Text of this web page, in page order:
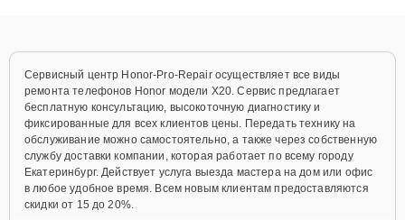
Сервисный центр Honor-Pro-Repair осуществляет все виды
ремонта телефонов Honor модели X20. Сервис предлагает
бесплатную консультацию, высокоточную диагностику и
фиксированные для всех клиентов цены. Передать технику на
обслуживание можно самостоятельно, а также через собственную
службу доставки компании, которая работает по всему городу
Екатеринбург. Действует услуга выезда мастера на дом или офис
в любое удобное время. Всем новым клиентам предоставляются
скидки от 15 до 20%.